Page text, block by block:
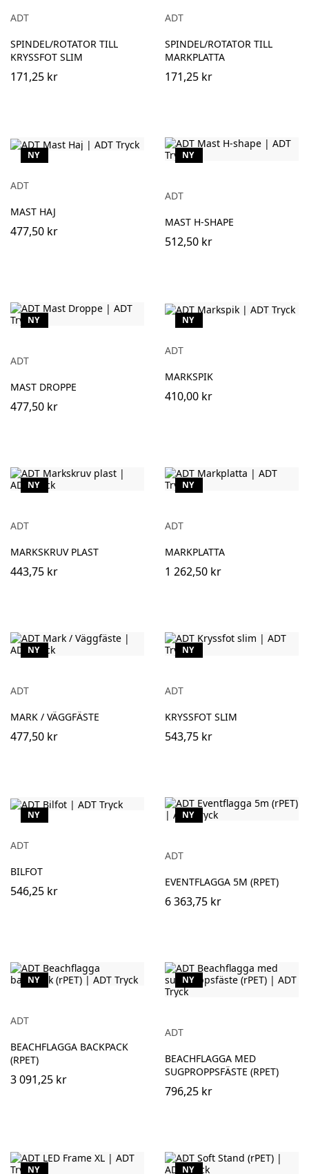
ADT
SPINDEL/ROTATOR TILL
KRYSSFOT SLIM
171,25 kr
ADT
SPINDEL/ROTATOR TILL
MARKPLATTA
171,25 kr
ADT
MAST HAJ
477,50 kr
NY
ADT
MAST H-SHAPE
512,50 kr
NY
ADT
MAST DROPPE
477,50 kr
NY
ADT
MARKSPIK
410,00 kr
NY
ADT
MARKSKRUV PLAST
443,75 kr
NY
ADT
MARKPLATTA
1 262,50 kr
NY
ADT
MARK / VÄGGFÄSTE
477,50 kr
NY
ADT
KRYSSFOT SLIM
543,75 kr
NY
ADT
BILFOT
546,25 kr
NY
ADT
EVENTFLAGGA 5M (RPET)
6 363,75 kr
NY
ADT
BEACHFLAGGA BACKPACK
(RPET)
3 091,25 kr
NY
ADT
BEACHFLAGGA MED
SUGPROPPSFÄSTE (RPET)
796,25 kr
NY
NY NY